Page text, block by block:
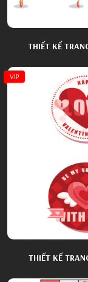
THIẾT KẾ
VIP
THIẾT KẾ